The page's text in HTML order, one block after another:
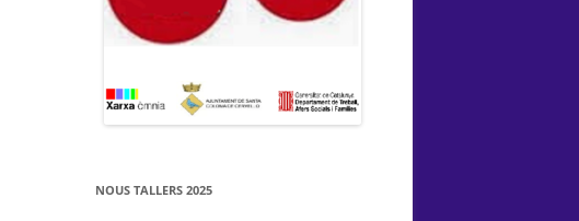
NOUS TALLERS 2025